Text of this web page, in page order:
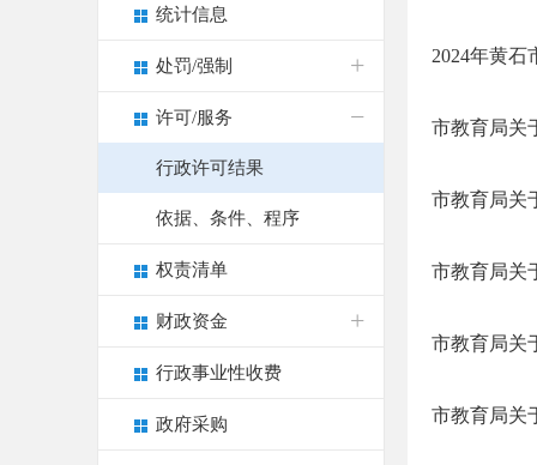
统计信息
处罚/强制
许可/服务
行政许可结果
依据、条件、程序
权责清单
财政资金
行政事业性收费
政府采购
2024年黄石
市教育局关
市教育局关
市教育局关
市教育局关
市教育局关